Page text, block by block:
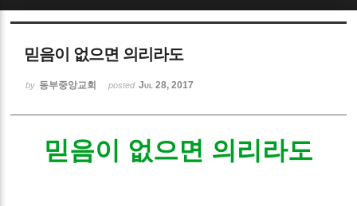
믿음이 없으면 의리라도
by 동부중앙교회 posted Jul 28, 2017
믿음이 없으면 의리라도
Sketchbook5, 스케치북5
Sketchbook5, 스케치북5